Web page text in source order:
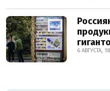
6 АВГУСТА,